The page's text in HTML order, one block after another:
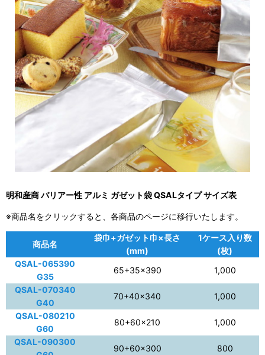
明和産商 バリアー性 アルミ ガゼット袋 QSALタイプ サイズ表
※商品名をクリックすると、各商品のページに移行いたします。
商品名
袋巾+ガゼット巾×長さ
(mm)
1ケース入り数
(枚)
QSAL-065390
G35
65+35×390
1,000
QSAL-070340
G40
70+40×340
1,000
QSAL-080210
G60
80+60×210
1,000
QSAL-090300
90+60×300
800